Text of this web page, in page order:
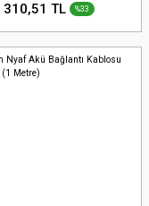
310,51 TL %33